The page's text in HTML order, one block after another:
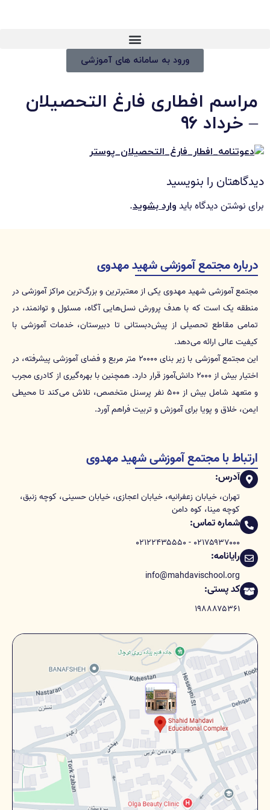
ورود به سامانه های آموزشی
مراسم افطاری فارغ التحصیلان
– خرداد ۹۶
دیدگاهتان را بنویسید
برای نوشتن دیدگاه باید وارد بشوید.
درباره مجتمع آموزشی شهید مهدوی
مجتمع آموزشی شهید مهدوی یکی از معتبرترین و بزرگ‌ترین مراکز آموزشی در
منطقه یک است که با هدف پرورش نسل‌هایی آگاه، مسئول و توانمند، در
تمامی مقاطع تحصیلی از پیش‌دبستانی تا دبیرستان، خدمات آموزشی با
کیفیت عالی ارائه می‌دهد.
این مجتمع آموزشی با زیر بنای ۲۰۰۰۰ متر مربع و فضای آموزشی پیشرفته، در
اختیار بیش از ۲۰۰۰ دانش‌آموز قرار دارد. همچنین با بهره‌گیری از کادری مجرب
و متعهد شامل بیش از ۵۰۰ نفر پرسنل متخصص، تلاش می‌کند تا محیطی
ایمن، خلاق و پویا برای آموزش و تربیت فراهم آورد.
ارتباط با مجتمع آموزشی شهید مهدوی
آدرس:
تهران، خیابان زعفرانیه، خیابان اعجازی، خیابان حسینی، کوچه زنبق،
کوچه مینا، کوه دامن
شماره تماس:
۰۲۱۷۵۹۳۷۰۰۰ - ۰۲۱۲۲۴۳۵۵۵۰
رایانامه:
info@mahdavischool.org
کد پستی:
۱۹۸۸۸۷۵۳۶۱